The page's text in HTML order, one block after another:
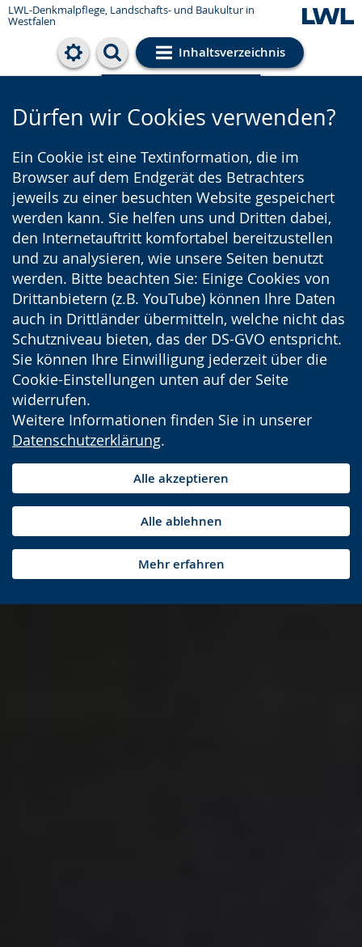
LWL-Denkmalpflege, Landschafts- und Baukultur in
Westfalen
Inhaltsverzeichnis
Cookie-Einstellungen
Dürfen wir Cookies verwenden?
Ein Cookie ist eine Textinformation, die im
Browser auf dem Endgerät des Betrachters
jeweils zu einer besuchten Website gespeichert
werden kann. Sie helfen uns und Dritten dabei,
den Internetauftritt komfortabel bereitzustellen
und zu analysieren, wie unsere Seiten benutzt
werden. Bitte beachten Sie: Einige Cookies von
Drittanbietern (z.B. YouTube) können Ihre Daten
auch in Drittländer übermitteln, welche nicht das
Schutzniveau bieten, das der DS-GVO entspricht.
Sie können Ihre Einwilligung jederzeit über die
Cookie-Einstellungen unten auf der Seite
widerrufen.
Weitere Informationen finden Sie in unserer
Datenschutzerklärung.
Alle akzeptieren
Alle ablehnen
Mehr erfahren